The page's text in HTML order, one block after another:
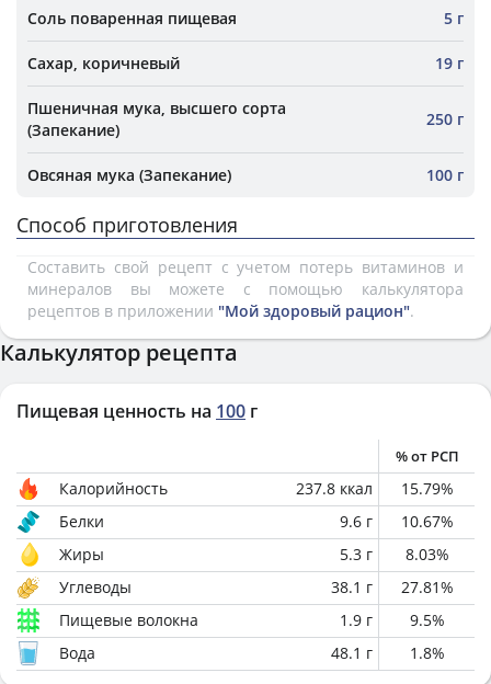
Соль поваренная пищевая 5 г
Сахар, коричневый 19 г
Пшеничная мука, высшего сорта
(Запекание)
250 г
Овсяная мука (Запекание) 100 г
Способ приготовления
Составить свой рецепт с учетом потерь витаминов и
минералов вы можете с помощью калькулятора
рецептов в приложении "Мой здоровый рацион".
Калькулятор рецепта
Пищевая ценность на 100 г
% от РСП
Калорийность 237.8 ккал 15.79%
Белки
9.6 г 10.67%
Жиры
5.3 г 8.03%
Углеводы
38.1 г 27.81%
Пищевые волокна
1.9 г 9.5%
Вода
48.1 г 1.8%